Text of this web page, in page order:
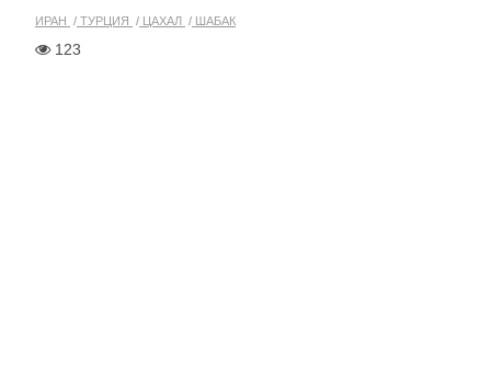
ИРАН ТУРЦИЯ ЦАХАЛ ШАБАК
123